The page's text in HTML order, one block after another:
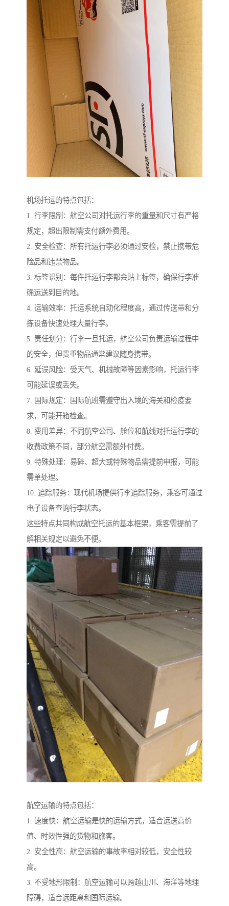
机场托运的特点包括：
1. 行李限制：航空公司对托运行李的重量和尺寸有严格
规定，超出限制需支付额外费用。
2. 安全检查：所有托运行李必须通过安检，禁止携带危
险品和违禁物品。
3. 标签识别：每件托运行李都会贴上标签，确保行李准
确运送到目的地。
4. 运输效率：托运系统自动化程度高，通过传送带和分
拣设备快速处理大量行李。
5. 责任划分：行李一旦托运，航空公司负责运输过程中
的安全，但贵重物品通常建议随身携带。
6. 延误风险：受天气、机械故障等因素影响，托运行李
可能延误或丢失。
7. 国际规定：国际航班需遵守出入境的海关和检疫要
求，可能开箱检查。
8. 费用差异：不同航空公司、舱位和航线对托运行李的
收费政策不同，部分航空需额外付费。
9. 特殊处理：易碎、超大或特殊物品需提前申报，可能
需单处理。
10. 追踪服务：现代机场提供行李追踪服务，乘客可通过
电子设备查询行李状态。
这些特点共同构成航空托运的基本框架，乘客需提前了
解相关规定以避免不便。
航空运输的特点包括：
1. 速度快：航空运输是快的运输方式，适合运送高价
值、时效性强的货物和旅客。
2. 安全性高：航空运输的事故率相对较低，安全性较
高。
3. 不受地形限制：航空运输可以跨越山川、海洋等地理
障碍，适合远距离和国际运输。